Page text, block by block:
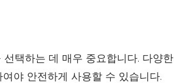
택하는 데 매우 중요합니다. 다양한
야 안전하게 사용할 수 있습니다.